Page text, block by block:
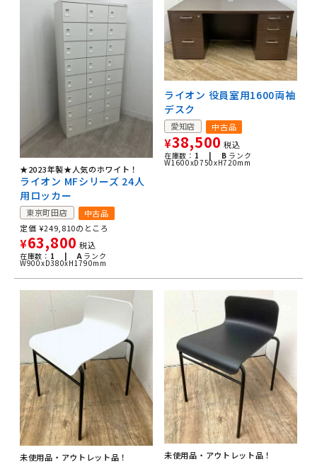
★2023年製★人気のホワイト！
ライオン MFシリーズ 24人
用ロッカー
東京町田店
中古品
定価 ¥249,810のところ
¥63,800 税込
在庫数： 1 | A ランク
W900xD380xH1790mm
ライオン 役員室用1600両袖
デスク
愛知店 中古品
¥38,500 税込
在庫数： 1 | B ランク
W1600xD750xH720mm
未使用品・アウトレット品！ 未使用品・アウトレット品！